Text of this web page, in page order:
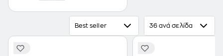
Best seller 36 ανά σελίδα